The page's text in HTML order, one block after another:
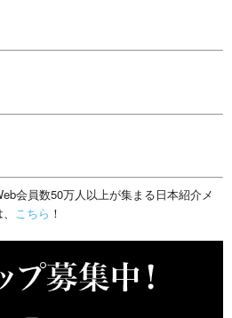
会員数50万人以上が集まる日本紹介メ
こちら ！